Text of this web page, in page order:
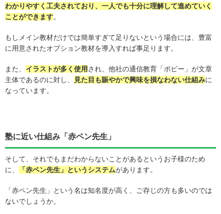
わかりやすく工夫されており、一人でも十分に理解して進めていく
ことができます。
もしメイン教材だけでは簡単すぎて足りないという場合には、豊富
に用意されたオプション教材を導入すれば事足ります。
また、 イラストが多く使用され、他社の通信教育「ポピー」が文章
主体であるのに対し、
見た目も賑やかで興味を損なわない仕組みに
なっています。
塾に近い仕組み「赤ペン先生」
そして、それでもまだわからないことがあるというお子様のため
に、
「赤ペン先生」というシステムがあります。
「赤ペン先生」という名は知名度が高く、ご存じの方も多いのでは
ないでしょうか。